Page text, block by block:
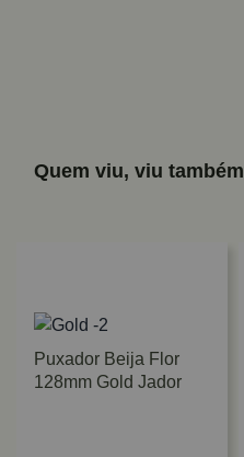
Quem viu, viu também
Puxador Beija Flor
128mm Gold Jador